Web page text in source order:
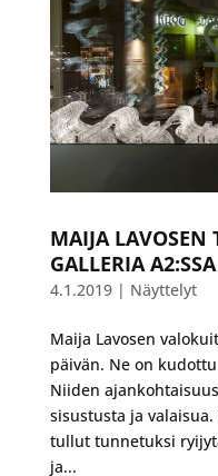
MAIJA LAVOSEN
GALLERIA A2:SSA
4.1.2019| Näyttelyt
Maija Lavosen
päivän. Ne on
Niiden
sisustusta ja
tullut tunnetuksi
ja...